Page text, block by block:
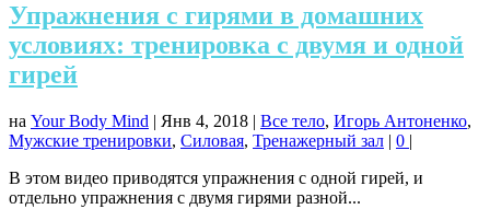
Упражнения с гирями в домашних
условиях: тренировка с двумя и одной
гирей
на Your Body Mind | Янв 4, 2018 | Все тело, Игорь Антоненко,
Мужские тренировки, Силовая, Тренажерный зал | 0 |
В этом видео приводятся упражнения с одной гирей, и
отдельно упражнения с двумя гирями разной...